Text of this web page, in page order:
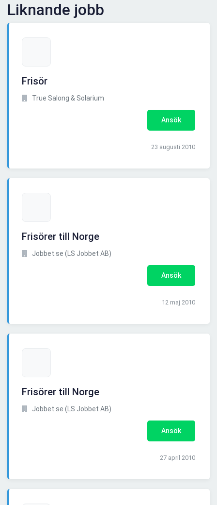
Liknande jobb
Frisör
True Salong & Solarium
Ansök
23 augusti 2010
Frisörer till Norge
Jobbet.se (LS Jobbet AB)
Ansök
12 maj 2010
Frisörer till Norge
Jobbet.se (LS Jobbet AB)
Ansök
27 april 2010